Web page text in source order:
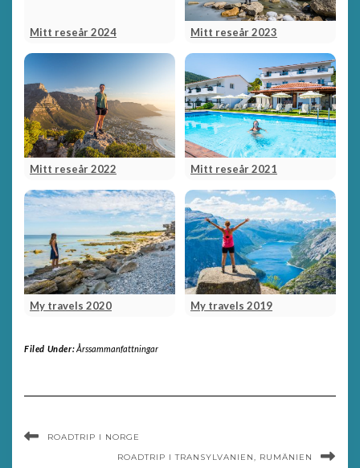
Mitt reseår 2024 Mitt reseår 2023
Mitt reseår 2022 Mitt reseår 2021
My travels 2020 My travels 2019
Filed Under:Årssammanfattningar
ROADTRIP I NORGE
ROADTRIP I TRANSYLVANIEN, RUMÄNIEN